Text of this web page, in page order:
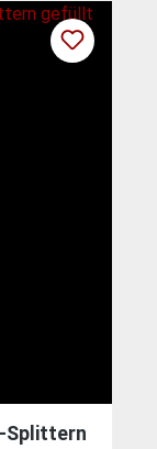
Splittern